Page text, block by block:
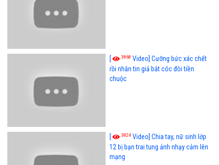
[ 3868 Video] Cưỡng bức xác chết
rồi nhắn tin giả bắt cóc đòi tiền
chuộc
[ 3824 Video] Chia tay, nữ sinh lớp
12 bị bạn trai tung ảnh nhạy cảm lên
mạng